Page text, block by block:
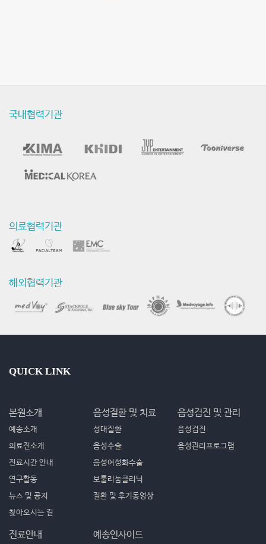
국내협력기관
의료협력기관
해외협력기관
QUICK LINK
본원소개
예송소개
의료진소개
진료시간 안내
연구활동
뉴스 및 공지
찾아오시는 길
음성질환 및 치료
성대질환
음성수술
음성여성화수술
보툴리눔클리닉
질환 및 후기동영상
음성검진 및 관리
음성검진
음성관리프로그램
진료안내 예송인사이드